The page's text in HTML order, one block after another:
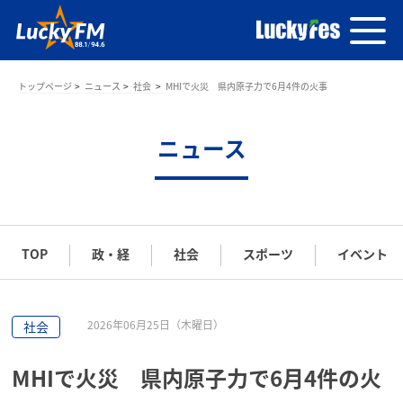
トップページ ニュース 社会 MHIで火災 県内原子力で6月4件の火事
ニュース
TOP 政・経 社会 スポーツ イベント
社会 2026年06月25日（木曜日）
MHIで火災 県内原子力で6月4件の火